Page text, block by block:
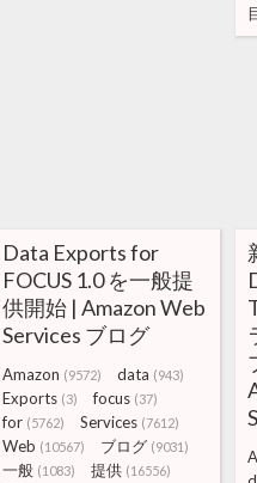
Data Exports for
FOCUS 1.0 を一般提
供開始 | Amazon Web
Services ブログ
Amazon (9572) data (943)
Exports (3) focus (37)
for (5762) Services (7612)
Web (10567) ブログ (9031)
一般 (1083) 提供 (16556)